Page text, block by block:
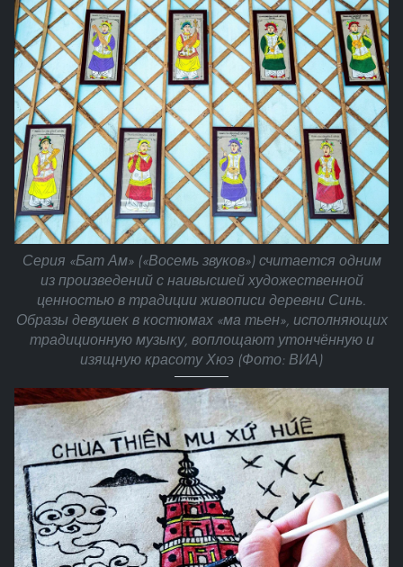
Серия «Бат Ам» («Восемь звуков») считается одним
из произведений с наивысшей художественной
ценностью в традиции живописи деревни Синь.
Образы девушек в костюмах «ма тьен», исполняющих
традиционную музыку, воплощают утончённую и
изящную красоту Хюэ (Фото: ВИА)